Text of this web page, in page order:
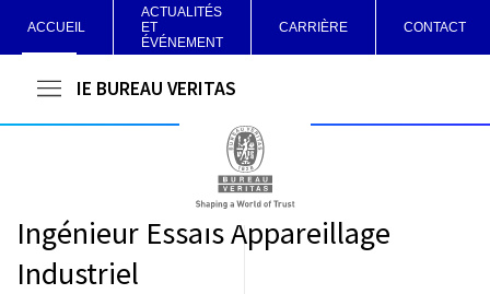
ACCUEIL
ACTUALITÉS
ET
ÉVÉNEMENT
CARRIÈRE CONTACT
LCIE BUREAU VERITAS
Ingénieur Essais Appareillage
Industriel